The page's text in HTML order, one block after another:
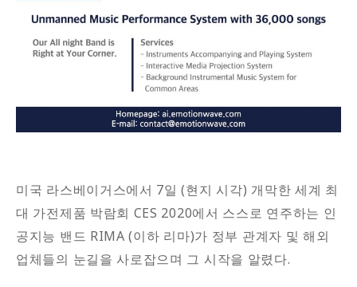
미국 라스베이거스에서 7일 (현지 시각) 개막한 세계 최
대 가전제품 박람회 CES 2020에서 스스로 연주하는 인
공지능 밴드 RIMA (이하 리마)가 정부 관계자 및 해외
업체들의 눈길을 사로잡으며 그 시작을 알렸다.